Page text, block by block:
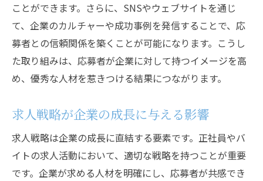
応募者視点を取り入れる必要性
応募者のフィードバックを活かした改善策
求人情報が持つ応募者への影響力
応募者体験を向上させる取り組み
応募者の期待に沿った採用活動を実現する
ット
企業文化を伝える求人情報の作り方
ことができます。さらに、SNSやウェブサイトを通じ
て、企業のカルチャーや成功事例を発信することで、応
募者との信頼関係を築くことが可能になります。こうし
た取り組みは、応募者が企業に対して持つイメージを高
め、優秀な人材を惹きつける結果につながります。
求人戦略が企業の成長に与える影響
求人戦略は企業の成長に直結する要素です。正社員やバ
イトの求人活動において、適切な戦略を持つことが重要
です。企業が求める人材を明確にし、応募者が共感でき